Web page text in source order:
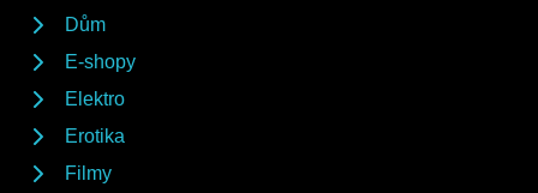
Dům
E-shopy
Elektro
Erotika
Filmy